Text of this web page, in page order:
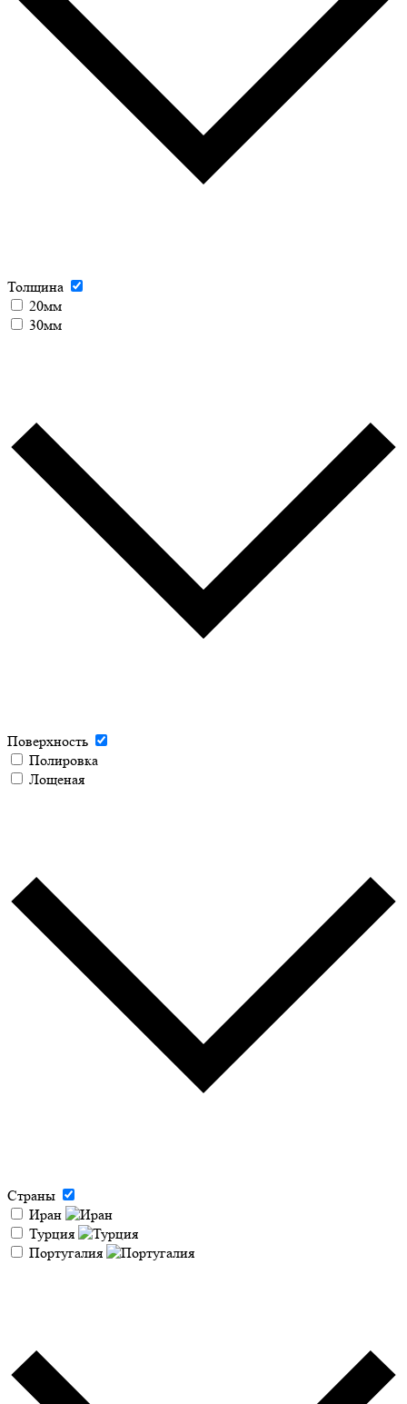
Толщина
20мм
30мм
Поверхность
Полировка
Лощеная
Страны
Иран
Турция
Португалия